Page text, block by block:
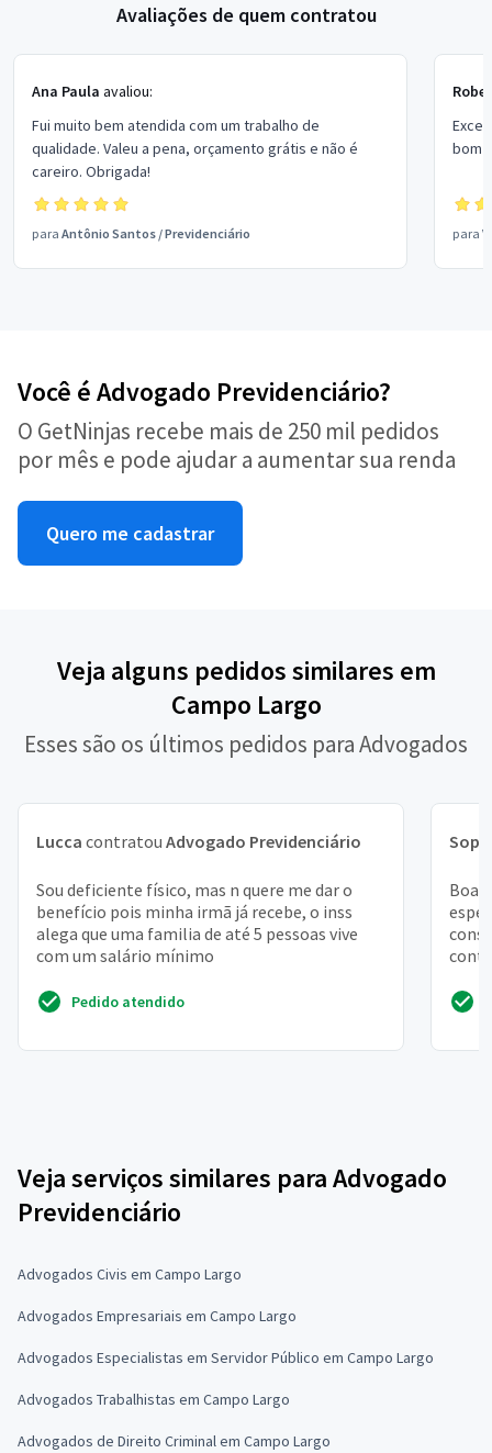
Avaliações de quem contratou
Ana Paula avaliou:
Fui muito bem atendida com um trabalho de
qualidade. Valeu a pena, orçamento grátis e não é
careiro. Obrigada!
para Antônio Santos /Previdenciário
bom
para
Você é Advogado Previdenciário?
O GetNinjas recebe mais de 250 mil pedidos
por mês e pode ajudar a aumentar sua renda
Quero me cadastrar
Veja alguns pedidos similares em
Campo Largo
Esses são os últimos pedidos para Advogados
Lucca contratou Advogado Previdenciário
Sou deficiente físico, mas n quere me dar o
benefício pois minha irmã já recebe, o inss
alega que uma familia de até 5 pessoas vive
com um salário mínimo
Pedido atendido
Boa
Veja serviços similares para Advogado
Previdenciário
Advogados Civis em Campo Largo
Advogados Empresariais em Campo Largo
Advogados Especialistas em Servidor Público em Campo Largo
Advogados Trabalhistas em Campo Largo
Advogados de Direito Criminal em Campo Largo